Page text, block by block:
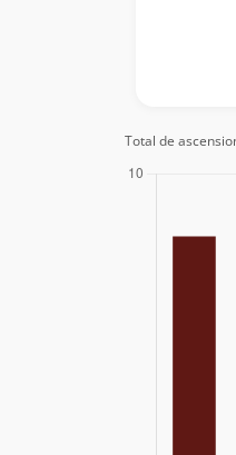
Total de